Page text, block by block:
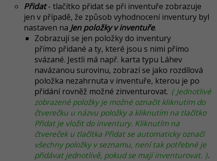
Přidat- tlačítko přidat se při inventuře zobrazuje
jen v případě, že způsob vyhodnocení inventury byl
nastaven na Jen položky v inventuře.
Zobrazují se jen položky do inventury
přímo přidané a ty, které jsou s nimi přímo
svázané. Jestli má např. karta typu Láhev
navázanou surovinu, zobrazí se jako rozdílová
položka nezahrnuta v inventuře, kterou je po
přidání rovněž možné zinventurovat. ( Jednotlivé
zobrazené položky je možné označit kliknutím do
čtverečku u názvu položky a kliknutím na tlačítko
Přidat je vložit do inventury. Kliknutím na
čtvereček u tlačítka Přidat se automaticky označí
všechny položky v seznamu, není tak potřebné je
přidávat jednotlivě, pokud se mají inventurovat. ).